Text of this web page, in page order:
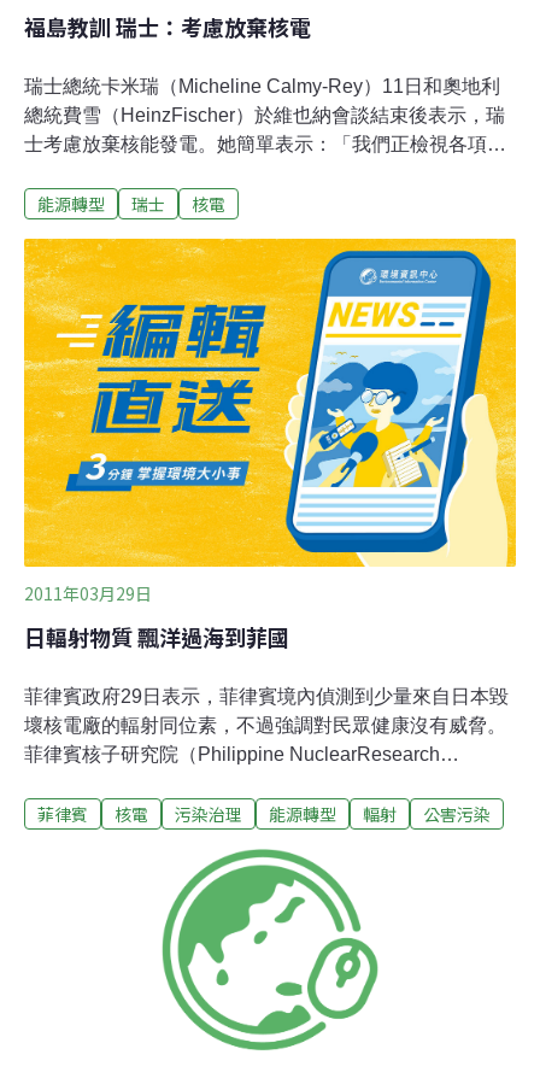
福島教訓 瑞士：考慮放棄核電
瑞士總統卡米瑞（Micheline Calmy-Rey）11日和奧地利
總統費雪（HeinzFischer）於維也納會談結束後表示，瑞
士考慮放棄核能發電。她簡單表示：「我們正檢視各項方
士「將盡其所能確保其人民最高安全性」。奧地利於1978
廠引發恐懼籠罩之際，瑞士上月宣布延後其核廠升級。卡
米瑞指出，瑞士針對5座核廠進行全面安檢，並表示，不
想等到歐洲聯盟（European Union）對聯盟各國143座反
應爐規劃的壓力測試參考數值出爐後才進行檢測。瑞士有
5座電廠運轉中，最近並舉辦民調以了解是否應更新其中3
座核廠。
能源轉型 瑞士 核電
2011年03月29日
日輻射物質 飄洋過海到菲國
菲律賓政府29日表示，菲律賓境內偵測到少量來自日本毀
壞核電廠的輻射同位素，不過強調對民眾健康沒有威脅。
菲律賓核子研究院（Philippine NuclearResearch
「我們偵測到（放射性）同位素，但我們要求民眾無須驚
究院今29日發布警報通知，表示輻射來自日本福島
（Fukushima）核電廠。自11日強震與海嘯重創日本以
來，核電廠即有輻射外洩危機。鄰近日本的中國與南韓，
也在29日發布其於境內偵測到放射性同位素碘
131（iodine 131），不過都表示，該輻射量並不會對人體
菲律賓 核電 污染治理 能源轉型 輻射 公害污染